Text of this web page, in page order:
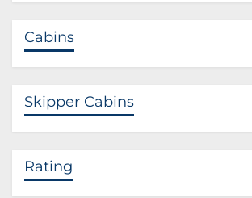
Cabins
Skipper Cabins
Rating